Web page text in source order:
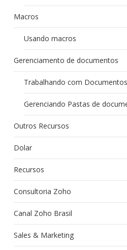
Macros
Usando macros
Gerenciamento de documentos
Trabalhando com Documentos
Gerenciando Pastas de
Outros Recursos
Dolar
Recursos
Consultoria Zoho
Canal Zoho Brasil
Sales & Marketing